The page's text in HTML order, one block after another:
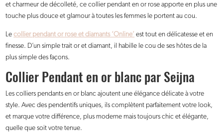
et charmeur de décolleté, ce collier pendant en or rose apporte en plus une
touche plus douce et glamour à toutes les femmes le portent au cou.
Lecollier pendant or rose et diamants ‘Online’ est tout en délicatesse et en
finesse. D’un simple trait or et diamant, il habille le cou de ses hôtes de la
plus simple des façons.
Collier Pendant en or blanc par Seijna
Les colliers pendants en or blanc ajoutent une élégance délicate à votre
style. Avec des pendentifs uniques, ils complètent parfaitement votre look,
et marque votre différence, plus moderne mais toujours chic et élégante,
quelle que soit votre tenue.